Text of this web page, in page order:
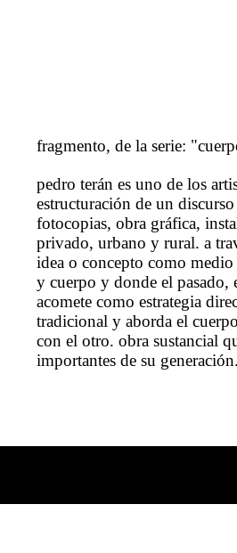
fragmento, de la serie:
pedro terán es uno de los
estructuración de un
fotocopias, obra gráfica,
privado, urbano y rural. a
idea o concepto como medio
y cuerpo y donde el
acomete como estrategia
tradicional y aborda el
con el otro. obra sustancial
importantes de su generación.